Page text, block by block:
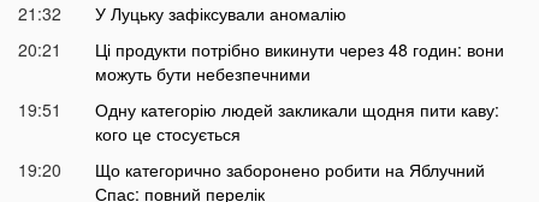
21:32
У Луцьку зафіксували аномалію
20:21
Ці продукти потрібно викинути через 48 годин: вони
можуть бути небезпечними
19:51
Одну категорію людей закликали щодня пити каву:
кого це стосується
19:20
Що категорично заборонено робити на Яблучний
Спас: повний перелік